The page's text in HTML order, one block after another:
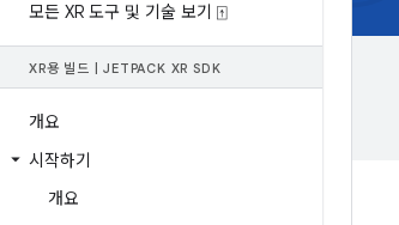
모든 XR 도구 및 기술 보기 ⍐
XR용 빌드 JETPACK XR SDK
개요
시작하기
개요